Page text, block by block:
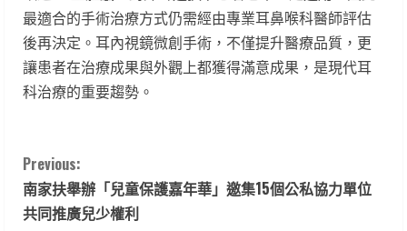
最適合的手術治療方式仍需經由專業耳鼻喉科醫師評估
後再決定。耳內視鏡微創手術，不僅提升醫療品質，更
讓患者在治療成果與外觀上都獲得滿意成果，是現代耳
科治療的重要趨勢。
C
o
Previous:
南家扶舉辦「兒童保護嘉年華」邀集15個公私協力單位
共同推廣兒少權利